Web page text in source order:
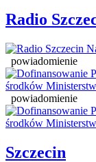
Radio
powiadomienie
powiadomienie
Szczecin